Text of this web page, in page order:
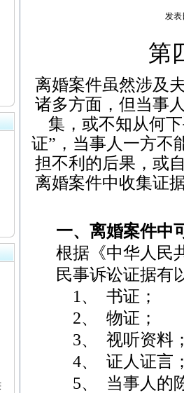
发表
第
离婚案件虽然涉及
诸多方面，但当事
集，或不知从何
证”，当事人一方不
担不利的后果，或
离婚案件中收集证
一、离婚案件中
根据《中华人民
民事诉讼证据有
1 、
书证；
2、
物证；
3、
视听资料
4、
证人证言
5、
当事人的